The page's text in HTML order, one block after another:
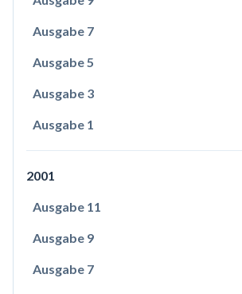
Ausgabe 7
Ausgabe 5
Ausgabe 3
Ausgabe 1
2001
Ausgabe 11
Ausgabe 9
Ausgabe 7